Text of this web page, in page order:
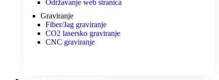
Održavanje web stranica
Graviranje
Fiber/Jag graviranje
CO2 lasersko graviranje
CNC graviranje